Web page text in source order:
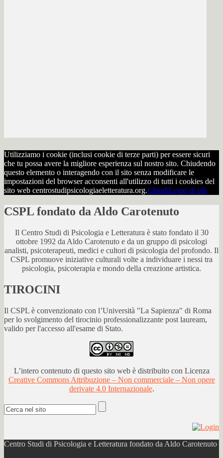
Utilizziamo i cookie (inclusi cookie di terze parti) per essere sicuri
che tu possa avere la migliore esperienza sul nostro sito. Chiudendo
questo elemento o interagendo con il sito senza modificare le
impostazioni del browser acconsenti all'utilizzo di tutti i cookies del
sito web centrostudipsicologiaeletteratura.org.ChiudiLeggi di più
CSPL fondato da Aldo Carotenuto
Il Centro Studi di Psicologia e Letteratura è stato fondato il 30
ottobre 1992 da Aldo Carotenuto e da un gruppo di psicologi
analisti, psicoterapeuti, medici e cultori di psicologia del profondo. Il
CSPL promuove iniziative culturali volte a individuare i nessi tra
psicologia, psicoterapia e mondo della creazione artistica.
TIROCINI
Il CSPL è convenzionato con l’Università "La Sapienza" di Roma
per lo svolgimento del tirocinio professionalizzante post lauream,
valido per l'accesso all'esame di Stato.
L’intero contenuto di questo sito web è distribuito con Licenza
Creative Commons Attribuzione – Non commerciale – Non opere
derivate 4.0 Internazionale.
Centro Studi di Psicologia e Letteratura fondato da Aldo Carotenuto